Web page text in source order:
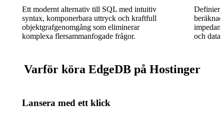
Ett modernt alternativ till SQL med intuitiv
syntax, komponerbara uttryck och kraftfull
objektgrafgenomgång som eliminerar
komplexa flersammanfogade frågor.
och
Varför köra EdgeDB på Hostinger
Lansera med ett klick